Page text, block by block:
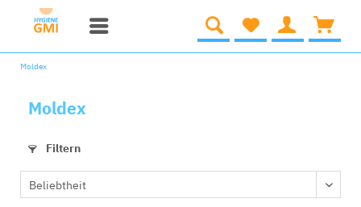
Moldex
Moldex
Filtern